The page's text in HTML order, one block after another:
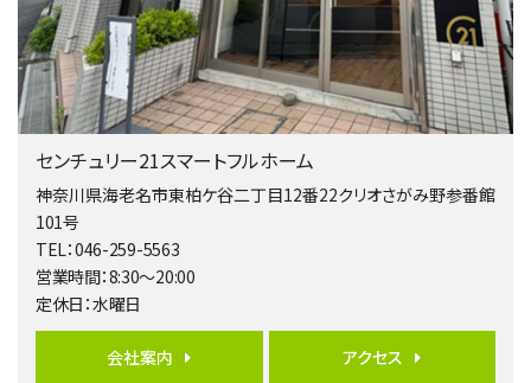
相模大野駅
バ9分・歩4分
２０１５年６月築、積水ハウス施工住宅です。 南東…
第5位
3,680万円
バ15分・ 歩1分
リビングダイニング部分の床暖房完備 車並列2台駐…
第6位
4ＬＤＫ
橋本駅
センチュリー21スマートフルホーム
神奈川県海老名市東柏ケ谷二丁目12番22クリオさがみ野参番館
101号
TEL：046-259-5563
営業時間：8:30～20:00
定休日：水曜日
会社案内 アクセス